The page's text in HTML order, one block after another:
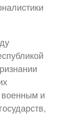
военным и